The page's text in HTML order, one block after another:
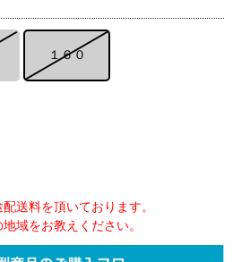
１６０
送料を頂いております。
域をお教えください。